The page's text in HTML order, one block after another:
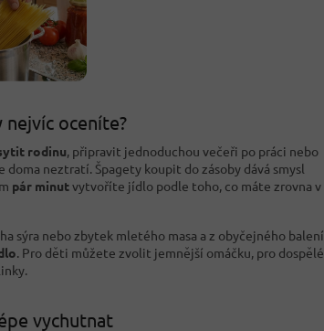
nejvíc oceníte?
rodinu, připravit jednoduchou večeři po práci nebo
doma neztratí. Špagety koupit do zásoby dává smysl
pár minutvytvoříte jídlo podle toho, co máte zrovna v
sýra nebo zbytek mletého masa a z obyčejného balení
. Pro děti můžete zvolit jemnější omáčku, pro dospělé
vychutnat